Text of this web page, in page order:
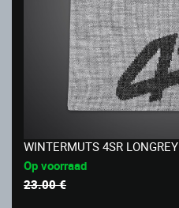
WINTERMUTS 4SR LONGREY
Op voorraad
23.00 €